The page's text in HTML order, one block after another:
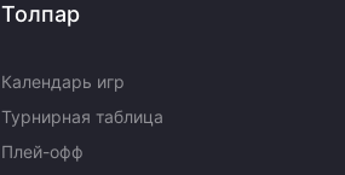
Толпар
Календарь игр
Турнирная таблица
Плей-офф